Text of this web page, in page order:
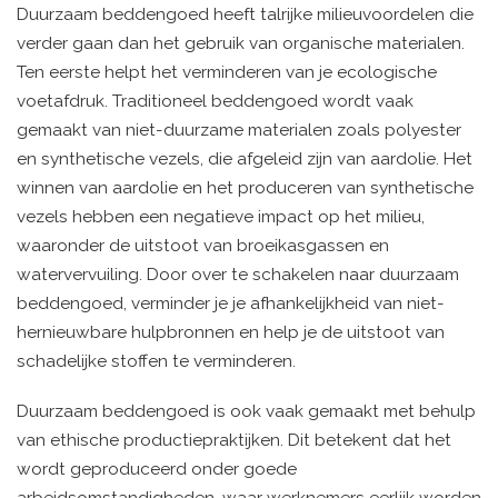
Duurzaam beddengoed heeft talrijke milieuvoordelen die
verder gaan dan het gebruik van organische materialen.
Ten eerste helpt het verminderen van je ecologische
voetafdruk. Traditioneel beddengoed wordt vaak
gemaakt van niet-duurzame materialen zoals polyester
en synthetische vezels, die afgeleid zijn van aardolie. Het
winnen van aardolie en het produceren van synthetische
vezels hebben een negatieve impact op het milieu,
waaronder de uitstoot van broeikasgassen en
watervervuiling. Door over te schakelen naar duurzaam
beddengoed, verminder je je afhankelijkheid van niet-
hernieuwbare hulpbronnen en help je de uitstoot van
schadelijke stoffen te verminderen.
Duurzaam beddengoed is ook vaak gemaakt met behulp
van ethische productiepraktijken. Dit betekent dat het
wordt geproduceerd onder goede